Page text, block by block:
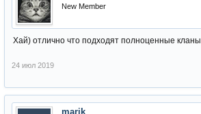
New Member
Хай) отлично что подходят полноценные кланы
24 июл 2019
marik